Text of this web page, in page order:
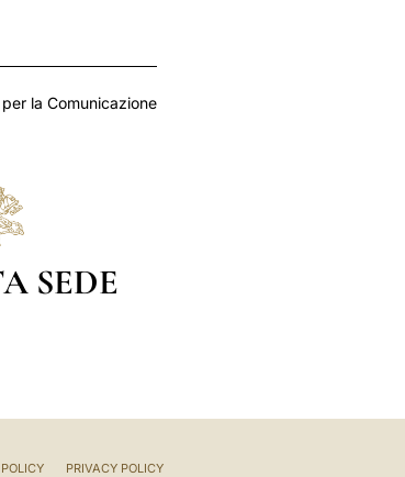
la Comunicazione
SEDE
PRIVACY POLICY